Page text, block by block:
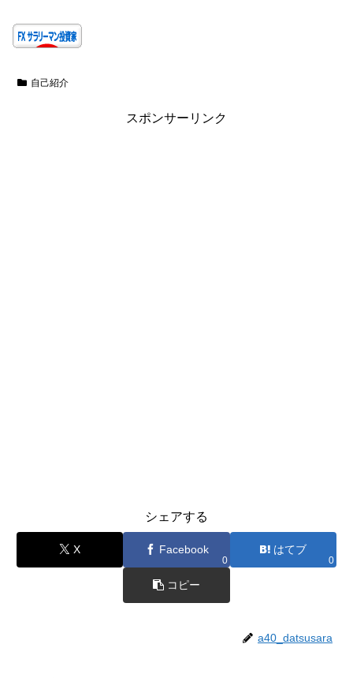
自己紹介
スポンサーリンク
シェアする
X Facebook
0
はてブ
0
コピー
a40_datsusara